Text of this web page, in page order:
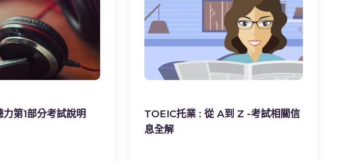
第1部分考試說明
TOEIC托業 : 從 A到 Z -考試相關信
息全解